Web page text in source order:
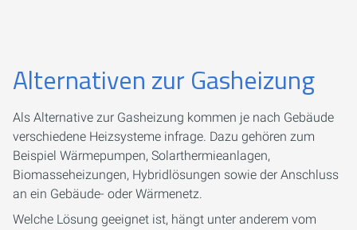
Alternativen zur Gasheizung
Als Alternative zur Gasheizung kommen je nach Gebäude
verschiedene Heizsysteme infrage. Dazu gehören zum
Beispiel Wärmepumpen, Solarthermieanlagen,
Biomasseheizungen, Hybridlösungen sowie der Anschluss
an ein Gebäude- oder Wärmenetz.
Welche Lösung geeignet ist, hängt unter anderem vom